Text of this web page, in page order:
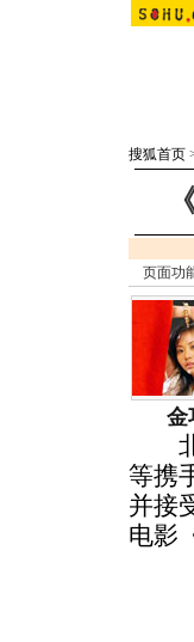
搜狐首页
页面功
金
北
等携
并接
电影